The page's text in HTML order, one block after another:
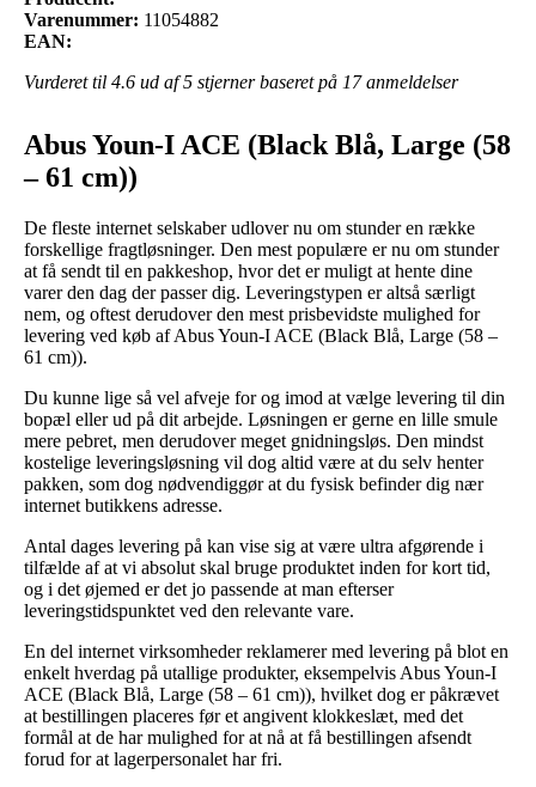
Varenummer: 11054882
EAN:
Vurderet til 4.6 ud af 5 stjerner baseret på 17anmeldelser
Abus Youn-I ACE (Black Blå, Large (58
– 61 cm))
De fleste internet selskaber udlover nu om stunder en række
forskellige fragtløsninger. Den mest populære er nu om stunder
at få sendt til en pakkeshop, hvor det er muligt at hente dine
varer den dag der passer dig. Leveringstypen er altså særligt
nem, og oftest derudover den mest prisbevidste mulighed for
levering ved køb af Abus Youn-I ACE (Black Blå, Large (58 –
61 cm)).
Du kunne lige så vel afveje for og imod at vælge levering til din
bopæl eller ud på dit arbejde. Løsningen er gerne en lille smule
mere pebret, men derudover meget gnidningsløs. Den mindst
kostelige leveringsløsning vil dog altid være at du selv henter
pakken, som dog nødvendiggør at du fysisk befinder dig nær
internet butikkens adresse.
Antal dages levering på kan vise sig at være ultra afgørende i
tilfælde af at vi absolut skal bruge produktet inden for kort tid,
og i det øjemed er det jo passende at man efterser
leveringstidspunktet ved den relevante vare.
En del internet virksomheder reklamerer med levering på blot en
enkelt hverdag på utallige produkter, eksempelvis Abus Youn-I
ACE (Black Blå, Large (58 – 61 cm)), hvilket dog er påkrævet
at bestillingen placeres før et angivent klokkeslæt, med det
formål at de har mulighed for at nå at få bestillingen afsendt
forud for at lagerpersonalet har fri.